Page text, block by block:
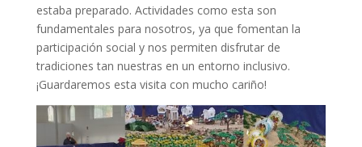
estaba preparado. Actividades como esta son
fundamentales para nosotros, ya que fomentan la
participación social y nos permiten disfrutar de
tradiciones tan nuestras en un entorno inclusivo.
¡Guardaremos esta visita con mucho cariño!